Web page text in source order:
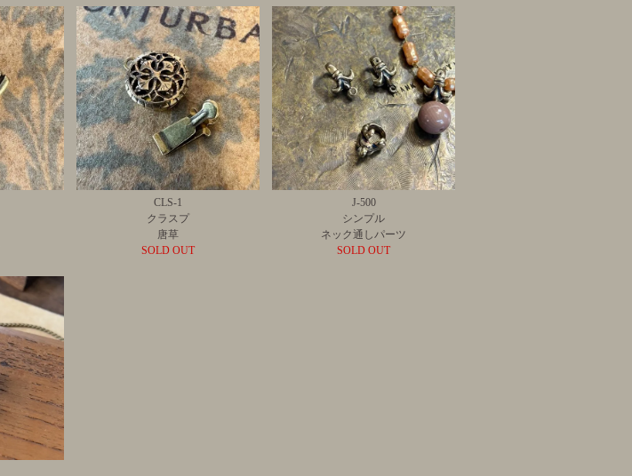
CLS-1
クラスプ
唐草
SOLD OUT
J-500
シンプル
ネック通しパーツ
SOLD OUT